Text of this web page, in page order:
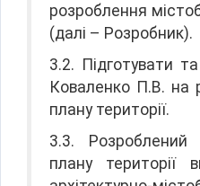
розроблення
(далі – Розробник).
3.2. Підготувати
Коваленко П.В. на
плану території.
3.3. Розроблений
плану території